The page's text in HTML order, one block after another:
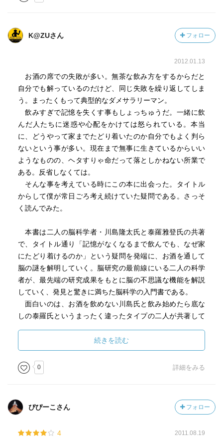
K@ZUさん フォロー
2012.01.13
お酒の席での失敗が多い。無茶な飲み方をするからだと
自分でも解っているのだけど、同じ失敗を繰り返してしま
う。まったくもって典型的なダメサラリーマン。
飲みすぎで記憶を失くす事もしょっちゅうだ。一緒に飲
んだ人たちに迷惑や心配をかけては怒られている。本当
に、どうやって家までたどり着いたのか自分でもよく判ら
ないという事が多い。現在まで無事に生きているからいい
ようなものの、ヘタすりゃ命だって落としかねない所業で
ある。反省しなくては。
そんな事を考えている時にこの本に出会った。タイトル
からして僕が常日ごろ考え続けていた疑問である。さっそ
く読んでみた。
本書は二人の脳科学者・川島隆太氏と泰羅雅登氏の共著
で、タイトル通り「記憶がなくなるまで飲んでも、なぜ家
にたどり着けるのか」という疑問を発端に、お酒を通して
脳の謎を解明していく。脳研究の最前線にいる二人の科学
者が、最先端の研究成果をもとに脳の不思議な機能を解説
していく、発見と驚きに満ちた脳科学の入門書である。
面白いのは、お酒を飲めない川島氏と飲み始めたら底な
しの泰羅氏というまったく違ったタイプの二人が共著して
むのかねえ…」、泰羅氏は「百薬の長である酒は人の脳に
どう影響を与えるのか？」というスタンスで解説してい
る。なので飲酒に肯定的・否定的両方の意見が併記されて
いる。
人は長い歴史の中で酒という娯楽を発見し、試行錯誤の
上で文化として発展させてきた。しかし一方で諸外国では
運転がようやく厳しく取り締まられるようになってきた。
続きを読む
0 詳細をみる
ぴぴーこさん フォロー
4 2011.08.19